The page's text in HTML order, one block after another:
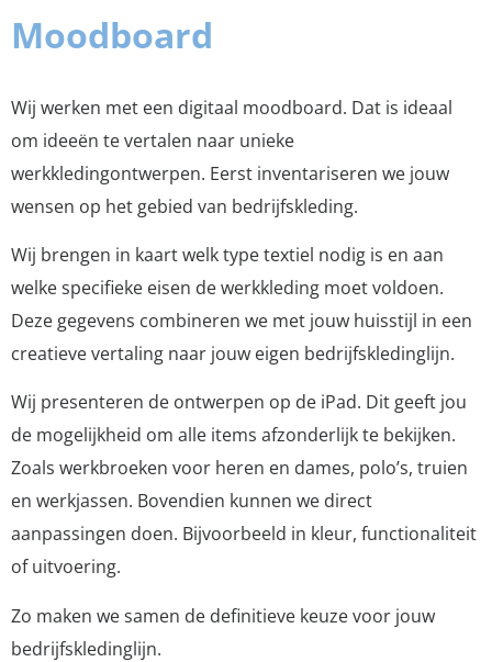
Moodboard
Wij werken met een digitaal moodboard. Dat is ideaal
om ideeën te vertalen naar unieke
werkkledingontwerpen. Eerst inventariseren we jouw
wensen op het gebied van bedrijfskleding.
Wij brengen in kaart welk type textiel nodig is en aan
welke specifieke eisen de werkkleding moet voldoen.
Deze gegevens combineren we met jouw huisstijl in een
creatieve vertaling naar jouw eigen bedrijfskledinglijn.
Wij presenteren de ontwerpen op de iPad. Dit geeft jou
de mogelijkheid om alle items afzonderlijk te bekijken.
Zoals werkbroeken voor heren en dames, polo’s, truien
en werkjassen. Bovendien kunnen we direct
aanpassingen doen. Bijvoorbeeld in kleur, functionaliteit
of uitvoering.
Zo maken we samen de definitieve keuze voor jouw
bedrijfskledinglijn.